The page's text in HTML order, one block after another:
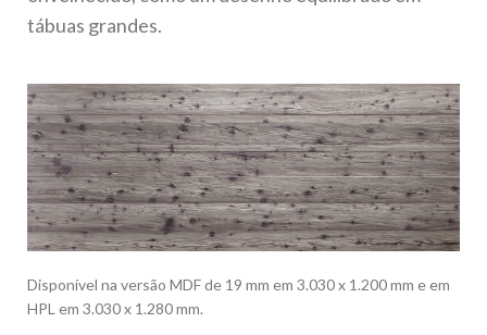
tábuas grandes.
Disponível na versão MDF de 19 mm em 3.030 x 1.200 mm e em
HPL em 3.030 x 1.280 mm.